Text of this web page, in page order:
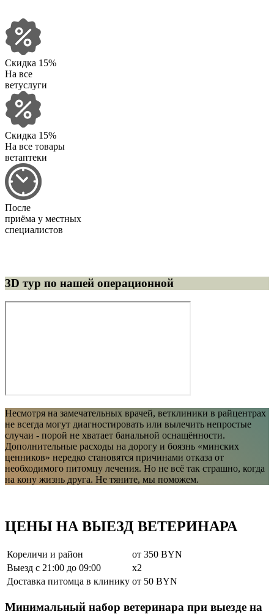
Скидка 15%
На все
ветуслуги
Скидка 15%
На все товары
ветаптеки
После
приёма у местных
специалистов
3D тур по нашей операционной
Несмотря на замечательных врачей, ветклиники в райцентрах
не всегда могут диагностировать или вылечить непростые
случаи - порой не хватает банальной оснащённости.
Дополнительные расходы на дорогу и боязнь «минских
ценников» нередко становятся причинами отказа от
необходимого питомцу лечения. Но не всё так страшно, когда
на кону жизнь друга. Не тяните, мы поможем.
ЦЕНЫ НА ВЫЕЗД ВЕТЕРИНАРА
Кореличи и район
от 350 BYN
Выезд c 21:00 до 09:00
x2
Доставка питомца в клинику от 50 BYN
Минимальный набор ветеринара при выезде на